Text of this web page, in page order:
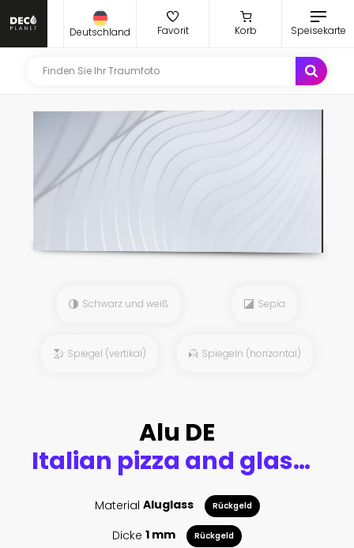
Deutschland Favorit Korb Speisekarte
Schwarz und weiß Sepia
Spiegel (vertikal) Spiegeln (horizontal)
Alu DE
Italian pizza and glasses of wine against Calabria coast, Italy
Material Aluglass Rückgeld
Dicke 1 mm Rückgeld